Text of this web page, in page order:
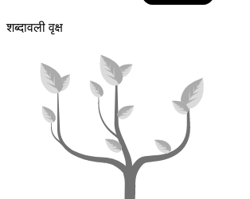
शब्दावली वृक्ष